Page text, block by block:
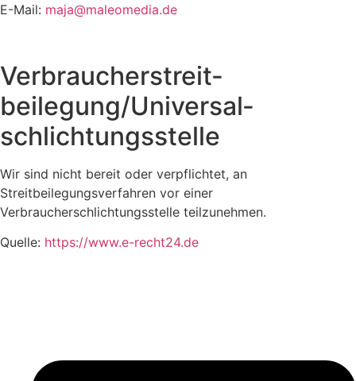
E-Mail: maja@maleomedia.de
Verbraucher­streit­
beilegung/Universal­
schlichtungs­stelle
Wir sind nicht bereit oder verpflichtet, an
Streitbeilegungsverfahren vor einer
Verbraucherschlichtungsstelle teilzunehmen.
Quelle: https://www.e-recht24.de